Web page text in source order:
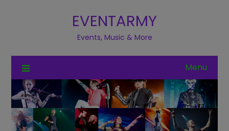
EVENTARMY
Events, Music & More
Menu